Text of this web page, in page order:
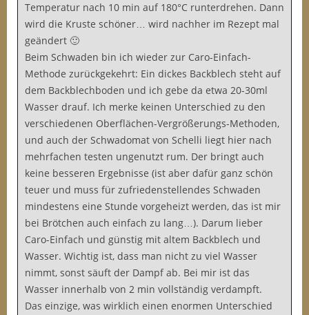
Temperatur nach 10 min auf 180°C runterdrehen. Dann
wird die Kruste schöner… wird nachher im Rezept mal
geändert 🙂
Beim Schwaden bin ich wieder zur Caro-Einfach-
Methode zurückgekehrt: Ein dickes Backblech steht auf
dem Backblechboden und ich gebe da etwa 20-30ml
Wasser drauf. Ich merke keinen Unterschied zu den
verschiedenen Oberflächen-Vergrößerungs-Methoden,
und auch der Schwadomat von Schelli liegt hier nach
mehrfachen testen ungenutzt rum. Der bringt auch
keine besseren Ergebnisse (ist aber dafür ganz schön
teuer und muss für zufriedenstellendes Schwaden
mindestens eine Stunde vorgeheizt werden, das ist mir
bei Brötchen auch einfach zu lang…). Darum lieber
Caro-Einfach und günstig mit altem Backblech und
Wasser. Wichtig ist, dass man nicht zu viel Wasser
nimmt, sonst säuft der Dampf ab. Bei mir ist das
Wasser innerhalb von 2 min vollständig verdampft.
Das einzige, was wirklich einen enormen Unterschied